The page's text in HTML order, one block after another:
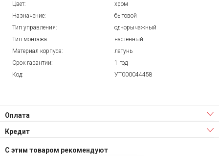
Цвет:
хром
Назначение:
бытовой
Тип управления:
однорычажный
Тип монтажа:
настенный
Материал корпуса:
латунь
Срок гарантии:
1 год
Код:
УТ000044458
Оплата
Кредит
С этим товаром рекомендуют